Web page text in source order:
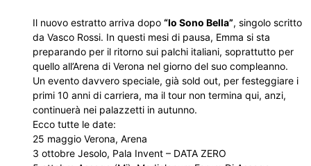
Il nuovo estratto arriva dopo “Io Sono Bella”, singolo scritto
da Vasco Rossi. In questi mesi di pausa, Emma si sta
preparando per il ritorno sui palchi italiani, soprattutto per
quello all’Arena di Verona nel giorno del suo compleanno.
Un evento davvero speciale, già sold out, per festeggiare i
primi 10 anni di carriera, ma il tour non termina qui, anzi,
continuerà nei palazzetti in autunno.
Ecco tutte le date:
25 maggio Verona, Arena
3 ottobre Jesolo, Pala Invent – DATA ZERO